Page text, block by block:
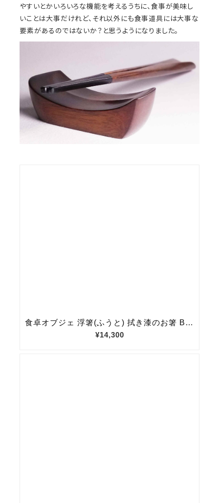
やすいとかいろいろな機能を考えるうちに、食事が美味し
いことは大事だけれど、それ以外にも食事道具には大事な
要素があるのではないか？と思うようになりました。